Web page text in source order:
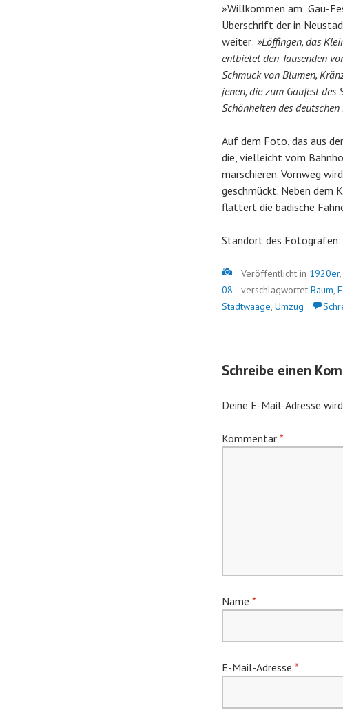
»Willkommen am Gau-
Überschrift der in
weiter: »Löffingen, das
entbietet den Tausenden
Schmuck von Blumen,
jenen, die zum Gaufest
Schönheiten des deutschen
Auf dem Foto, das aus
die, vielleicht vom
marschieren. Vornweg
geschmückt. Neben dem
flattert die badische
Standort des Fotografen:
Bild
Veröffentlicht in 1920er,
08
verschlagwortet Baum
Stadtwaage Umzug
Schreibe einen
Deine E-Mail-Adresse
Kommentar *
Name *
E-Mail-Adresse *